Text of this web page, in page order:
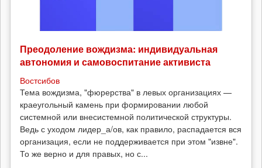
Преодоление вождизма: индивидуальная
автономия и самовоспитание активиста
Востсибов
Тема вождизма, "фюрерства" в левых организациях —
краеугольный камень при формировании любой
системной или внесистемной политической структуры.
Ведь с уходом лидер_а/ов, как правило, распадается вся
организация, если не поддерживается при этом "извне".
То же верно и для правых, но с...